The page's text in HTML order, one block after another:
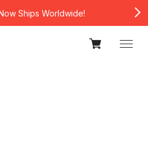
Ships Worldwide!